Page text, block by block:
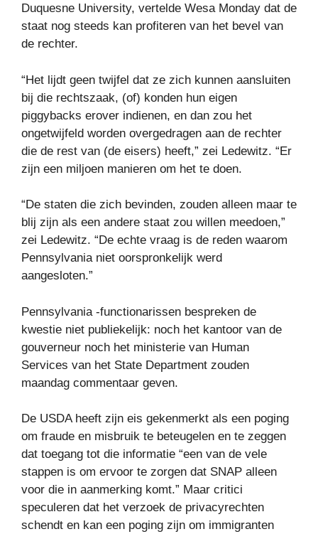
Duquesne University, vertelde Wesa Monday dat de
staat nog steeds kan profiteren van het bevel van
de rechter.
“Het lijdt geen twijfel dat ze zich kunnen aansluiten
bij die rechtszaak, (of) konden hun eigen
piggybacks erover indienen, en dan zou het
ongetwijfeld worden overgedragen aan de rechter
die de rest van (de eisers) heeft,” zei Ledewitz. “Er
zijn een miljoen manieren om het te doen.
“De staten die zich bevinden, zouden alleen maar te
blij zijn als een andere staat zou willen meedoen,”
zei Ledewitz. “De echte vraag is de reden waarom
Pennsylvania niet oorspronkelijk werd
aangesloten.”
Pennsylvania -functionarissen bespreken de
kwestie niet publiekelijk: noch het kantoor van de
gouverneur noch het ministerie van Human
Services van het State Department zouden
maandag commentaar geven.
De USDA heeft zijn eis gekenmerkt als een poging
om fraude en misbruik te beteugelen en te zeggen
dat toegang tot die informatie “een van de vele
stappen is om ervoor te zorgen dat SNAP alleen
voor die in aanmerking komt.” Maar critici
speculeren dat het verzoek de privacyrechten
schendt en kan een poging zijn om immigranten